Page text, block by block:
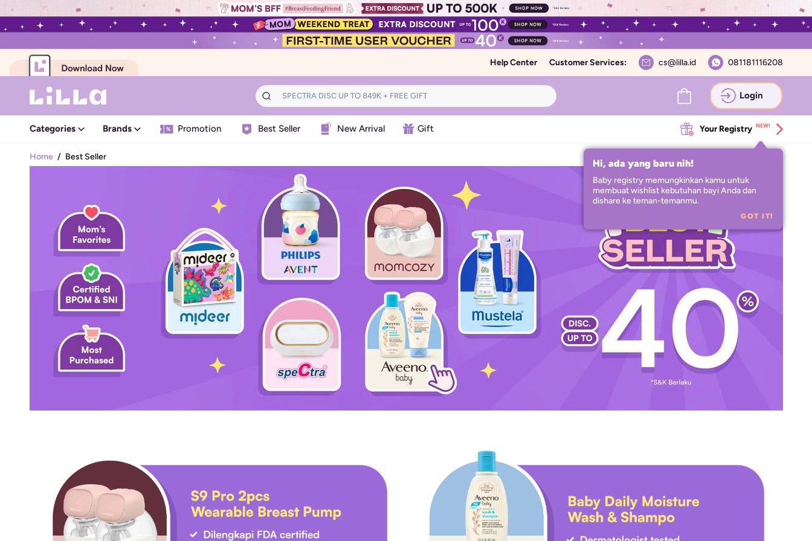
Help Center Customer Services: cs@lilla.id 081181116208
Login
Categories Brands Promotion Best Seller New Arrival Gift Your Registry NEW!
Hi, ada yang baru nih!
Baby registry memungkinkan kamu untuk
membuat wishlist kebutuhan bayi Anda dan
dishare ke teman-temanmu.
GOT IT!
Home / Best Seller